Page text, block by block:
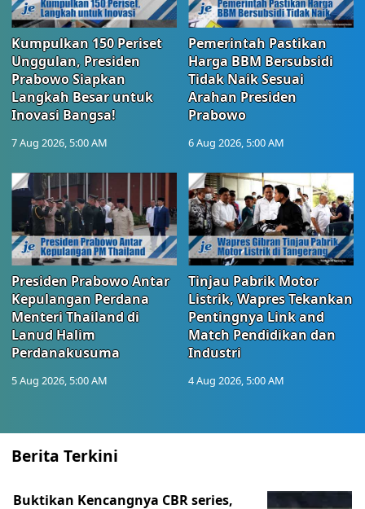
Kumpulkan 150 Periset
Unggulan, Presiden
Prabowo Siapkan
Langkah Besar untuk
Inovasi Bangsa!
7 Aug 2026, 5:00 AM
Pemerintah Pastikan
Harga BBM Bersubsidi
Tidak Naik Sesuai
Arahan Presiden
Prabowo
6 Aug 2026, 5:00 AM
Presiden Prabowo Antar
Kepulangan Perdana
Menteri Thailand di
Lanud Halim
Perdanakusuma
5 Aug 2026, 5:00 AM
Tinjau Pabrik Motor
Listrik, Wapres Tekankan
Pentingnya Link and
Match Pendidikan dan
Industri
4 Aug 2026, 5:00 AM
Berita Terkini
Buktikan Kencangnya CBR series,